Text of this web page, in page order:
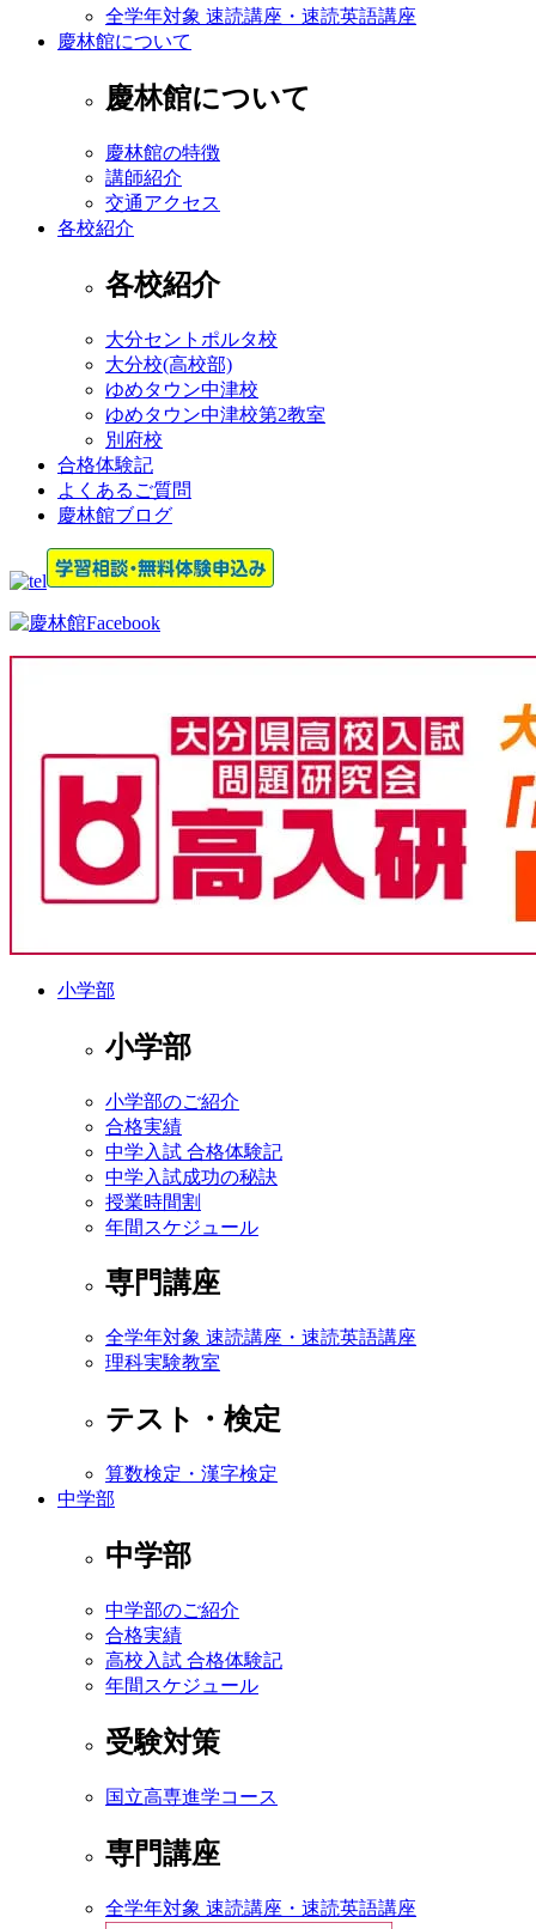
全学年対象 速読講座・速読英語講座
慶林館について
慶林館について
慶林館の特徴
講師紹介
交通アクセス
各校紹介
各校紹介
大分セントポルタ校
大分校(高校部)
ゆめタウン中津校
ゆめタウン中津校第2教室
別府校
合格体験記
よくあるご質問
慶林館ブログ
小学部
小学部
小学部のご紹介
合格実績
中学入試 合格体験記
中学入試成功の秘訣
授業時間割
年間スケジュール
専門講座
全学年対象 速読講座・速読英語講座
理科実験教室
テスト・検定
算数検定・漢字検定
中学部
中学部
中学部のご紹介
合格実績
高校入試 合格体験記
年間スケジュール
受験対策
国立高専進学コース
専門講座
全学年対象 速読講座・速読英語講座